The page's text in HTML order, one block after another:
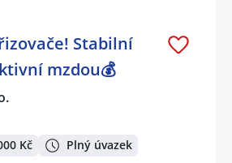
Stabilní
mzdou💰
Kč Plný úvazek